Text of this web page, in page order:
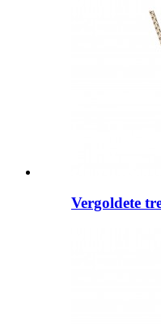
Vergoldete